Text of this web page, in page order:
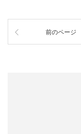
前のページ